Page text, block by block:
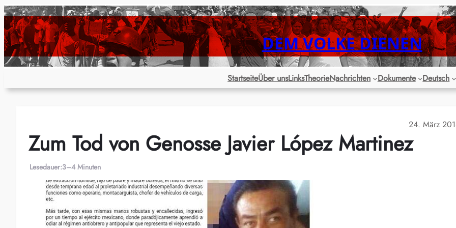
Zum
Inhalt
springen
DEM VOLKE DIENEN
StartseiteÜber unsLinksTheorieNachrichten Dokumente Deutsch
24. März
Zum Tod von Genosse Javier López Martinez
Lesedauer:3–4 Minuten